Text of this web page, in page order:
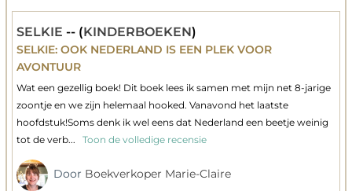
SELKIE-- (KINDERBOEKEN)
SELKIE: OOK NEDERLAND IS EEN PLEK VOOR
AVONTUUR
Wat een gezellig boek! Dit boek lees ik samen met mijn net 8-jarige
zoontje en we zijn helemaal hooked. Vanavond het laatste
hoofdstuk!Soms denk ik wel eens dat Nederland een beetje weinig
tot de verb...Toon de volledige recensie
Door Boekverkoper Marie-Claire